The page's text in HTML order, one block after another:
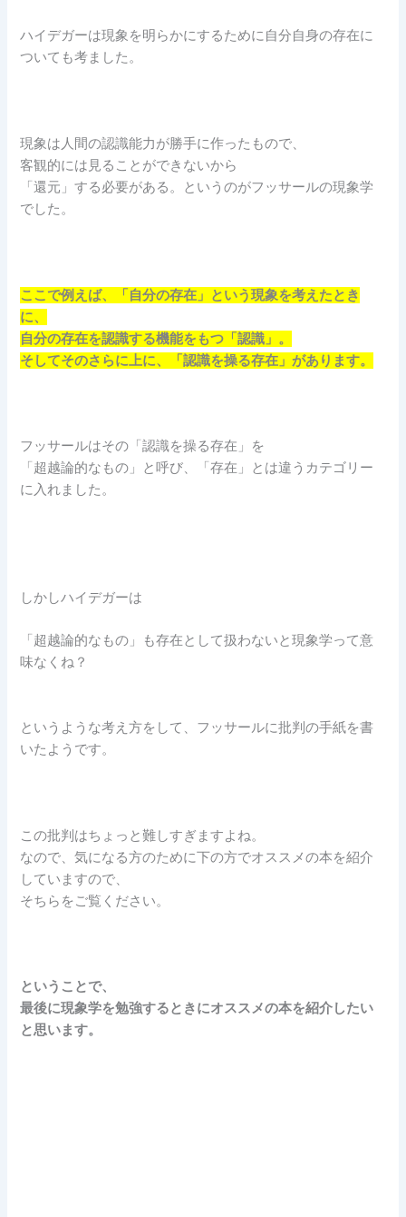
ハイデガーは現象を明らかにするために自分自身の存在に
ついても考ました。
現象は人間の認識能力が勝手に作ったもので、
客観的には見ることができないから
「還元」する必要がある。というのがフッサールの現象学
でした。
ここで例えば、「自分の存在」という現象を考えたとき
に、
自分の存在を認識する機能をもつ「認識」。
そしてそのさらに上に、「認識を操る存在」があります。
フッサールはその「認識を操る存在」を
「超越論的なもの」と呼び、「存在」とは違うカテゴリー
に入れました。
しかしハイデガーは
「超越論的なもの」も存在として扱わないと現象学って意
味なくね？
というような考え方をして、フッサールに批判の手紙を書
いたようです。
この批判はちょっと難しすぎますよね。
なので、気になる方のために下の方でオススメの本を紹介
していますので、
そちらをご覧ください。
ということで、
最後に現象学を勉強するときにオススメの本を紹介したい
と思います。